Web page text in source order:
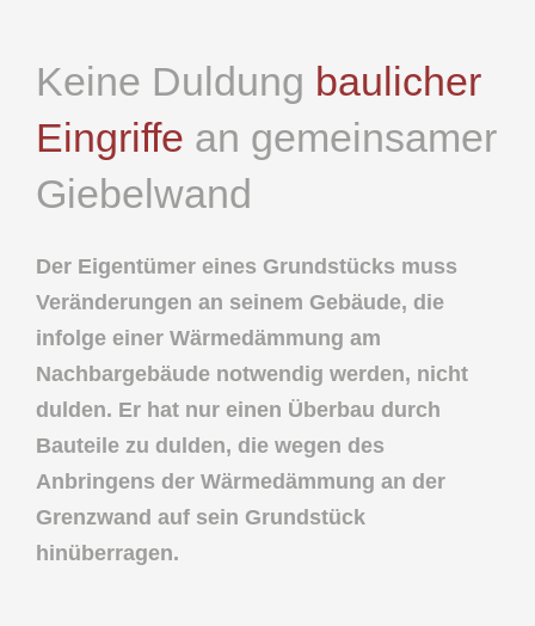
Keine Duldung baulicher
Eingriffe an gemeinsamer
Giebelwand
Der Eigentümer eines Grundstücks muss
Veränderungen an seinem Gebäude, die
infolge einer Wärmedämmung am
Nachbargebäude notwendig werden, nicht
dulden. Er hat nur einen Überbau durch
Bauteile zu dulden, die wegen des
Anbringens der Wärmedämmung an der
Grenzwand auf sein Grundstück
hinüberragen.